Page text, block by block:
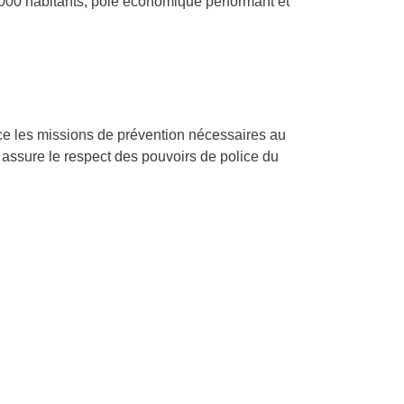
les missions de prévention nécessaires au
le respect des pouvoirs de police du